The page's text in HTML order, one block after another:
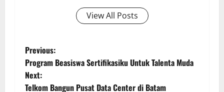
View All Posts
Previous:
Program Beasiswa Sertifikasiku Untuk Talenta Muda
Next:
Telkom Bangun Pusat Data Center di Batam